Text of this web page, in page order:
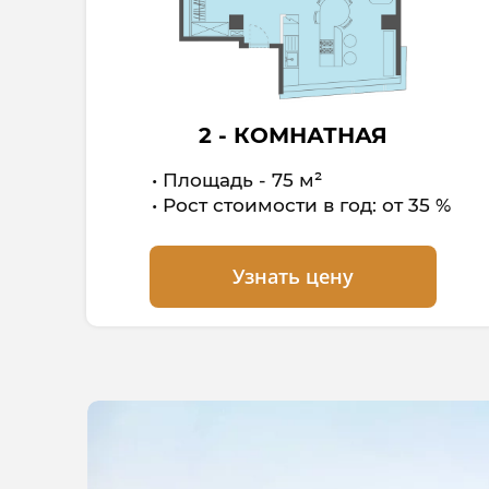
2 - КОМНАТНАЯ
Площадь - 75 м²
Рост стоимости в год: от 35 %
Узнать цену